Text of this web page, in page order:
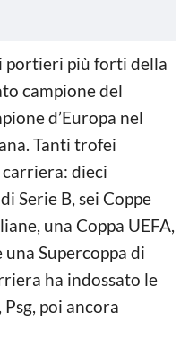
portieri più forti della
campione del
d’Europa nel
Tanti trofei
dieci
Serie B, sei Coppe
una Coppa UEFA,
Supercoppa di
ha indossato le
poi ancora